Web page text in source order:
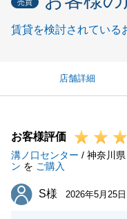
売買
賃貸を検討されている
店舗詳細
お客様評価
溝ノ口センター / 神奈川県
ン を ご購入
S様
S様 2026年5月25日